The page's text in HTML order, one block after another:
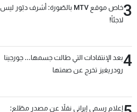
3
خاص موقع MTV بالصّورة: أشرف دبّور ليس
لاجئاً!
4بعد الإنتقادات التي طالت جسمها... جورجينا
رودريغيز تخرج عن صمتها
إعلام رسمي إيراني نقلاً عن مصدر مطّلع: